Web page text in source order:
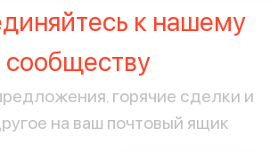
к нашему
сообществу
горячие сделки и
на ваш почтовый ящик